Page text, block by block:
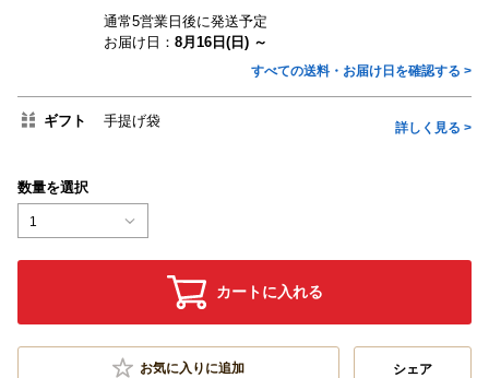
通常5営業日後に発送予定
お届け日： 8月16日(日) ～
すべての送料・お届け日を確認する >
ギフト 手提げ袋 詳しく見る >
数量を選択
1
カートに入れる
お気に入りに追加 シェア